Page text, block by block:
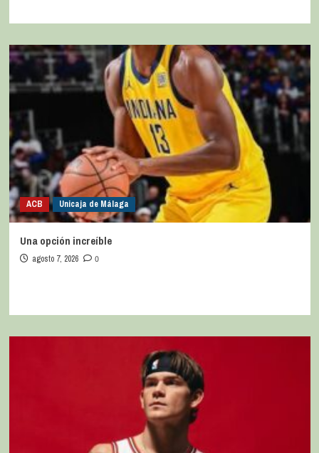
ACB Unicaja de Málaga
Una opción increíble
agosto 7, 2026 0